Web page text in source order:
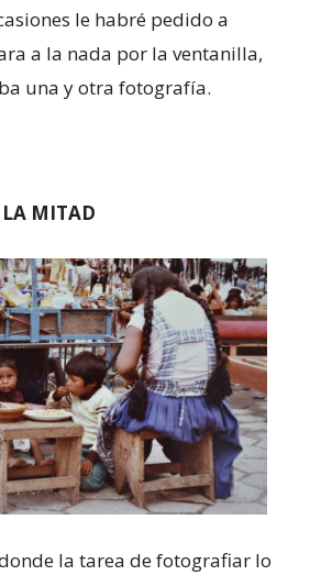
le habré pedido a
a la nada por la ventanilla,
una y otra fotografía.
MITAD
la tarea de fotografiar lo